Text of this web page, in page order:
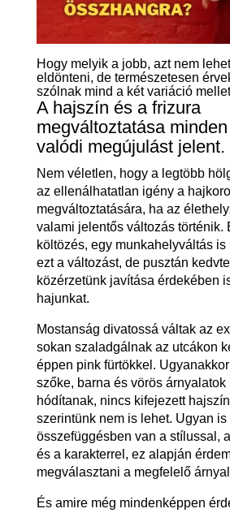
Hogy melyik a jobb, azt nem
eldönteni, de természetesen
szólnak mind a két variáció
A hajszín és a frizura
megváltoztatása
valódi megújulást jelent.
Nem véletlen, hogy a legtöbb
az ellenálhatatlan igény a
megváltoztatására, ha az
valami jelentős változás történik.
költözés, egy munkahelyváltás
ezt a változást, de pusztán
közérzetünk javítása érdekében
hajunkat.
Mostanság divatossá váltak az
sokan szaladgálnak az utcákon
éppen pink fürtökkel.
szőke, barna és vörös árnyalatok
hódítanak, nincs kifejezett
szerintünk nem is lehet. Ugyan
összefüggésben van a stílussal,
és a karakterrel, ez alapján
megválasztani a megfelelő
És amire még mindenképpen